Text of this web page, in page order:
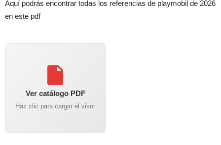
Aquí podrás encontrar todas los referencias de playmobil de 2026
en este pdf
Ver catálogo PDF
Haz clic para cargar el visor